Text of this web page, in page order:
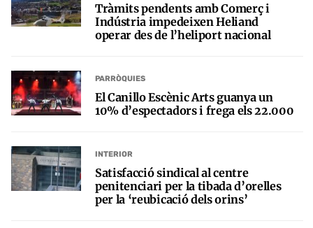
Tràmits pendents amb Comerç i
Indústria impedeixen Heliand
operar des de l’heliport nacional
PARRÒQUIES
El Canillo Escènic Arts guanya un
10% d’espectadors i frega els 22.000
INTERIOR
Satisfacció sindical al centre
penitenciari per la tibada d’orelles
per la ‘reubicació dels orins’